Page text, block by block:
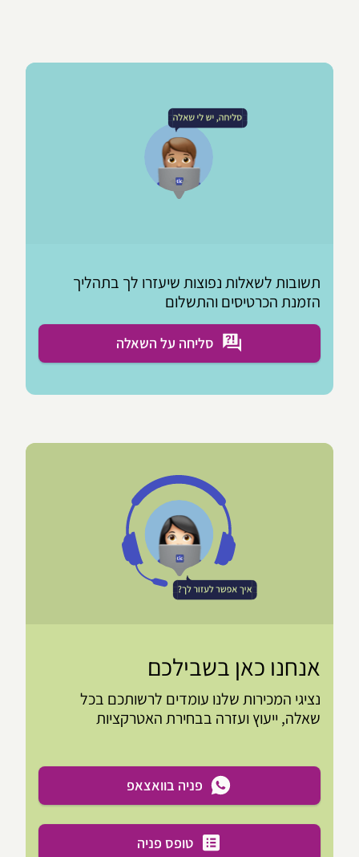
תשובות לשאלות נפוצות שיעזרו לך בתהליך
הזמנת הכרטיסים והתשלום
סליחה על השאלה
אנחנו כאן בשבילכם
נציגי המכירות שלנו עומדים לרשותכם בכל
שאלה, ייעוץ ועזרה בבחירת האטרקציות
פניה בוואצאפ
טופס פניה